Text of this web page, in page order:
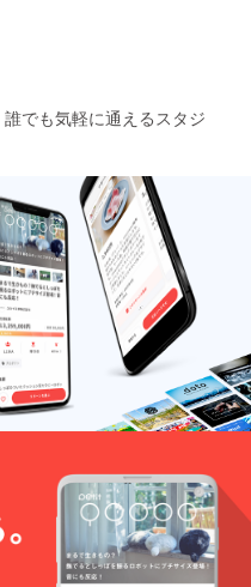
でも気軽に通えるスタジ